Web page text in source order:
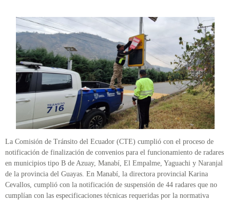
La Comisión de Tránsito del Ecuador (CTE) cumplió con el proceso de
notificación de finalización de convenios para el funcionamiento de radares
en municipios tipo B de Azuay, Manabí, El Empalme, Yaguachi y Naranjal
de la provincia del Guayas. En Manabí, la directora provincial Karina
Cevallos, cumplió con la notificación de suspensión de 44 radares que no
cumplían con las especificaciones técnicas requeridas por la normativa